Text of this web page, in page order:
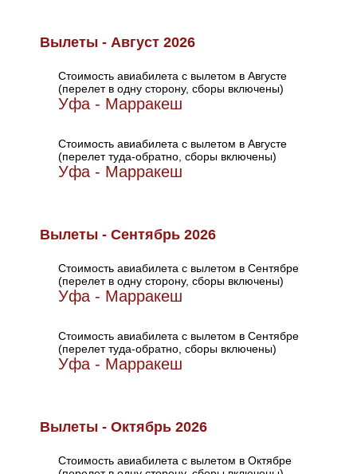
Вылеты - Август 2026
Стоимость авиабилета с вылетом в Августе
(перелет в одну сторону, сборы включены)
Уфа - Марракеш
Стоимость авиабилета с вылетом в Августе
(перелет туда-обратно, сборы включены)
Уфа - Марракеш
Вылеты - Сентябрь 2026
Стоимость авиабилета с вылетом в Сентябре
(перелет в одну сторону, сборы включены)
Уфа - Марракеш
Стоимость авиабилета с вылетом в Сентябре
(перелет туда-обратно, сборы включены)
Уфа - Марракеш
Вылеты - Октябрь 2026
Стоимость авиабилета с вылетом в Октябре